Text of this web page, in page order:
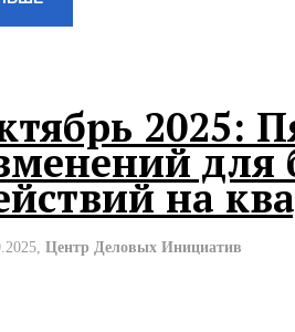
2025:
для
на
Центр Деловых Инициатив